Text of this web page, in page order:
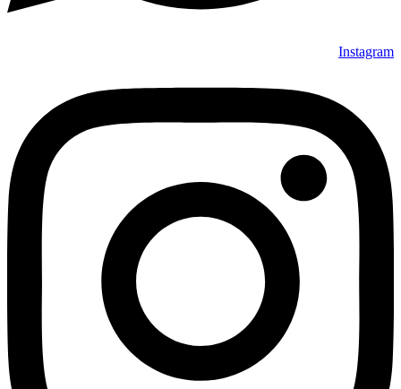
Instagram